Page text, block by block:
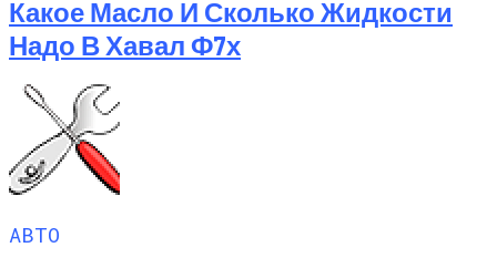
Какое Масло И Сколько Жидкости
Надо В Хавал Ф7х
АВТО